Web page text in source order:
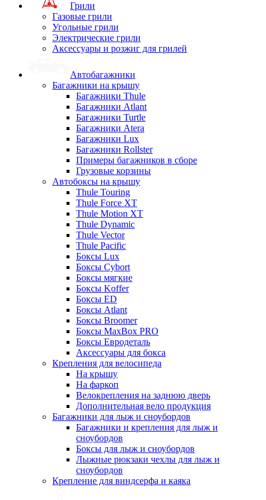
Грили
Газовые грили
Угольные грили
Электрические грили
Аксессуары и розжиг для грилей
Автобагажники
Багажники на крышу
Багажники Thule
Багажники Atlant
Багажники Turtle
Багажники Atera
Багажники Lux
Багажники Rollster
Примеры багажников в сборе
Грузовые корзины
Автобоксы на крышу
Thule Touring
Thule Force XT
Thule Motion XT
Thule Dynamic
Thule Vector
Thule Pacific
Боксы Lux
Боксы Cybort
Боксы мягкие
Боксы Koffer
Боксы ED
Боксы Atlant
Боксы Broomer
Боксы MaxBox PRO
Боксы Евродеталь
Аксессуары для бокса
Крепления для велосипеда
На крышу
На фаркоп
Велокрепления на заднюю дверь
Дополнительная вело продукция
Багажники для лыж и сноубордов
Багажники и крепления для лыж и
сноубордов
Боксы для лыж и сноубордов
Лыжные рюкзаки чехлы для лыж и
сноубордов
Крепление для виндсерфа и каяка